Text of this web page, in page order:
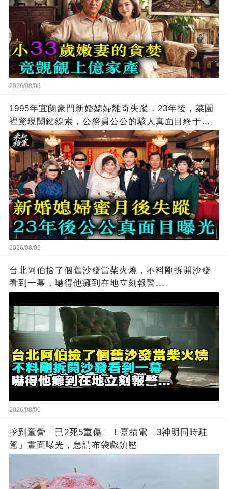
2026/08/06
1995年宜蘭豪門新婚媳婦離奇失蹤，23年後，菜園
裡驚現關鍵線索，公務員公公的駭人真面目終于曝
光…
2026/08/06
台北阿伯撿了個舊沙發當柴火燒，不料剛拆開沙發
看到一幕，嚇得他癱到在地立刻報警...
2026/08/06
挖到童骨「已2死5重傷」！臺積電「3神明同時駐
駕」畫面曝光，急請布袋戲鎮壓